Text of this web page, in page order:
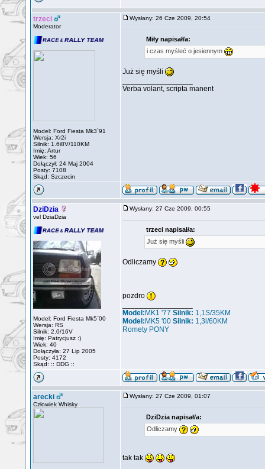
trzeci
Moderator
Model: Ford Fiesta Mk3`91
Wersja: Xr2i
Silnik: 1.6i8V/110KM
Imię: Artur
Wiek: 56
Dołączył: 24 Maj 2004
Posty: 7108
Skąd: Szczecin
Wysłany: 26 Cze 2009, 20:54
Miły napisał/a:
i czas myśleć o jesiennym
Już się myśli
Verba volant, scripta manent
DziDzia
vel DziaDzia
Model: Ford Fiesta Mk5`00
Wersja: RS
Silnik: 2.0/16V
Imię: Patrycjusz :)
Wiek: 40
Dołączyła: 27 Lip 2005
Posty: 4172
Skąd: :: DDG ::
Wysłany: 27 Cze 2009, 00:55
trzeci napisał/a:
Już się myśli
Odliczamy
pozdro
Model: MK1 '77 Silnik: 1,1S/35KM
Model: MK5 '00 Silnik: 1,3i/60KM
Romety PONY
arecki
Człowiek Whisky
Wysłany: 27 Cze 2009, 01:07
DziDzia napisał/a:
Odliczamy
tak tak